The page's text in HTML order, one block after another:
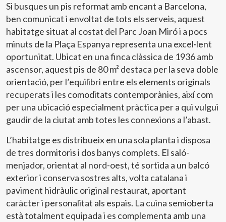
Si busques un pis reformat amb encant a Barcelona,
ben comunicat i envoltat de tots els serveis, aquest
habitatge situat al costat del Parc Joan Miró i a pocs
minuts de la Plaça Espanya representa una excel·lent
oportunitat. Ubicat en una finca clàssica de 1936 amb
ascensor, aquest pis de 80 m² destaca per la seva doble
orientació, per l’equilibri entre els elements originals
recuperats i les comoditats contemporànies, així com
per una ubicació especialment pràctica per a qui vulgui
gaudir de la ciutat amb totes les connexions a l’abast.
L’habitatge es distribueix en una sola planta i disposa
de tres dormitoris i dos banys complets. El saló-
menjador, orientat al nord-oest, té sortida a un balcó
exterior i conserva sostres alts, volta catalana i
paviment hidràulic original restaurat, aportant
caràcter i personalitat als espais. La cuina semioberta
està totalment equipada i es complementa amb una